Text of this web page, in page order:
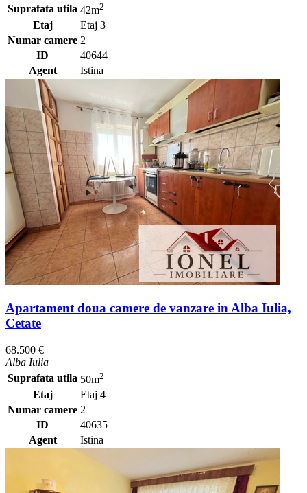
Suprafata utila 42m2
Etaj
Etaj 3
Numar camere 2
ID
40644
Agent
Istina
Apartament doua camere de vanzare in Alba Iulia,
Cetate
68.500 €
Alba Iulia
Suprafata utila 50m2
Etaj
Etaj 4
Numar camere 2
ID
40635
Agent
Istina